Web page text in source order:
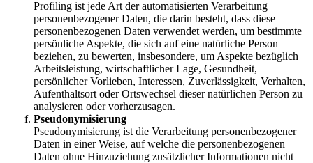
Profiling ist jede Art der automatisierten Verarbeitung
personenbezogener Daten, die darin besteht, dass diese
personenbezogenen Daten verwendet werden, um bestimmte
persönliche Aspekte, die sich auf eine natürliche Person
beziehen, zu bewerten, insbesondere, um Aspekte bezüglich
Arbeitsleistung, wirtschaftlicher Lage, Gesundheit,
persönlicher Vorlieben, Interessen, Zuverlässigkeit, Verhalten,
Aufenthaltsort oder Ortswechsel dieser natürlichen Person zu
analysieren oder vorherzusagen.
Pseudonymisierung
Pseudonymisierung ist die Verarbeitung personenbezogener
Daten in einer Weise, auf welche die personenbezogenen
Daten ohne Hinzuziehung zusätzlicher Informationen nicht